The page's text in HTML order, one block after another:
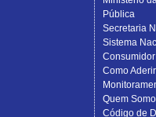
Pública
Secretaria
Sistema
Consumidor
Como
Quem
Código de